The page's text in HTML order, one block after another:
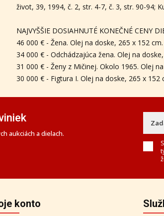
život, 39, 1994, č. 2, str. 4-7, č. 3, str. 90-94;
NAJVYŠŠIE DOSIAHNUTÉ KONEČNÉ CENY
46 000 € - Žena. Olej na doske, 265 x 152
34 000 € - Odchádzajúca žena. Olej na
31 000 € - Ženy z Mičinej. Okolo 1965. Olej
30 000 € - Figtura I. Olej na doske, 265 x 152
aukciách a dielach.
konto